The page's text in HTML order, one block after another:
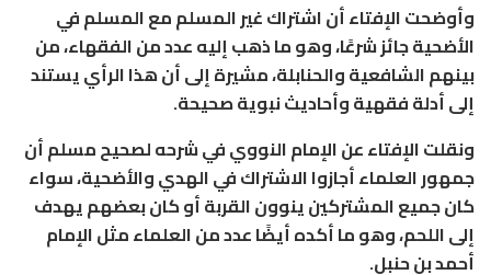
وأوضحت الإفتاء أن اشتراك غير المسلم مع المسلم في
الأضحية جائز شرعًا، وهو ما ذهب إليه عدد من الفقهاء، من
بينهم الشافعية والحنابلة، مشيرة إلى أن هذا الرأي يستند
إلى أدلة فقهية وأحاديث نبوية صحيحة.
ونقلت الإفتاء عن الإمام النووي في شرحه لصحيح مسلم أن
جمهور العلماء أجازوا الاشتراك في الهدي والأضحية، سواء
كان جميع المشتركين ينوون القربة أو كان بعضهم يهدف
إلى اللحم، وهو ما أكده أيضًا عدد من العلماء مثل الإمام
أحمد بن حنبل.